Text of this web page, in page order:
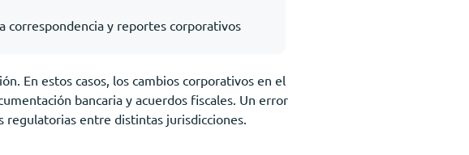
correspondencia y reportes corporativos
En estos casos, los cambios corporativos en el
bancaria y acuerdos fiscales. Un error
entre distintas jurisdicciones.